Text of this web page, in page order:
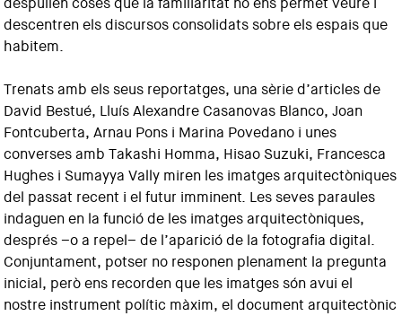
descentren els discursos consolidats sobre els espais que
habitem.
Trenats amb els seus reportatges, una sèrie d’articles de
David Bestué, Lluís Alexandre Casanovas Blanco, Joan
Fontcuberta, Arnau Pons i Marina Povedano i unes
converses amb Takashi Homma, Hisao Suzuki, Francesca
Hughes i Sumayya Vally miren les imatges arquitectòniques
del passat recent i el futur imminent. Les seves paraules
indaguen en la funció de les imatges arquitectòniques,
després –o a repel– de l’aparició de la fotografia digital.
Conjuntament, potser no responen plenament la pregunta
inicial, però ens recorden que les imatges són avui el
nostre instrument polític màxim, el document arquitectònic